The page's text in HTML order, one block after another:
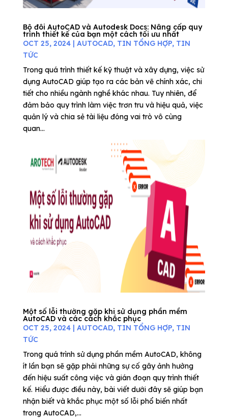
Bộ đôi AutoCAD và Autodesk Docs: Nâng cấp quy
trình thiết kế của bạn một cách tối ưu nhất
OCT 25, 2024| AUTOCAD, TIN TỔNG HỢP, TIN
TỨC
Trong quá trình thiết kế kỹ thuật và xây dựng, việc sử
dụng AutoCAD giúp tạo ra các bản vẽ chính xác, chi
tiết cho nhiều ngành nghề khác nhau. Tuy nhiên, để
đảm bảo quy trình làm việc trơn tru và hiệu quả, việc
quản lý và chia sẻ tài liệu đóng vai trò vô cùng
quan...
Một số lỗi thường gặp khi sử dụng phần mềm
AutoCAD và các cách khắc phục
OCT 25, 2024| AUTOCAD, TIN TỔNG HỢP, TIN
TỨC
Trong quá trình sử dụng phần mềm AutoCAD, không
ít lần bạn sẽ gặp phải những sự cố gây ảnh hưởng
đến hiệu suất công việc và gián đoạn quy trình thiết
kế. Hiểu được điều này, bài viết dưới đây sẽ giúp bạn
nhận biết và khắc phục một số lỗi phổ biến nhất
trong AutoCAD,...